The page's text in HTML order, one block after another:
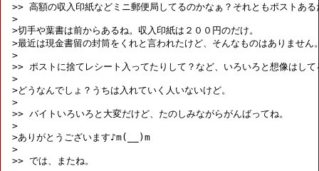
>> 高額の収入印紙などミニ郵便局してるのかなぁ？それともポストある
>
>切手や葉書は前からあるね。収入印紙は２００円のだけ。
>最近は現金書留の封筒をくれと言われたけど、そんなものはありません
>
>> ポストに捨てレシート入ってたりして？など、いろいろと想像はして
>
>どうなんでしょ？うちは入れていく人いないけど。
>
>> バイトいろいろと大変だけど、たのしみながらがんばってね。
>
>ありがとうございます♪m(__)m
>
>> では、またね。